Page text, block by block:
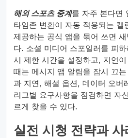
해외 스포츠 중계를 자주 본다면
타임존 변환이 자동 적용되는 캘
제공하는 공식 앱을 묶어 쓰면
다. 소셜 미디어 스포일러를 피
시 제한 시간을 설정하고, 지연
때는 메시지 앱 알림을 잠시 끄
과 지연, 해설 옵션, 데이터 오버
리그별 요구사항을 점검하면 자
르게 찾을 수 있다.
실전 시청 전략과